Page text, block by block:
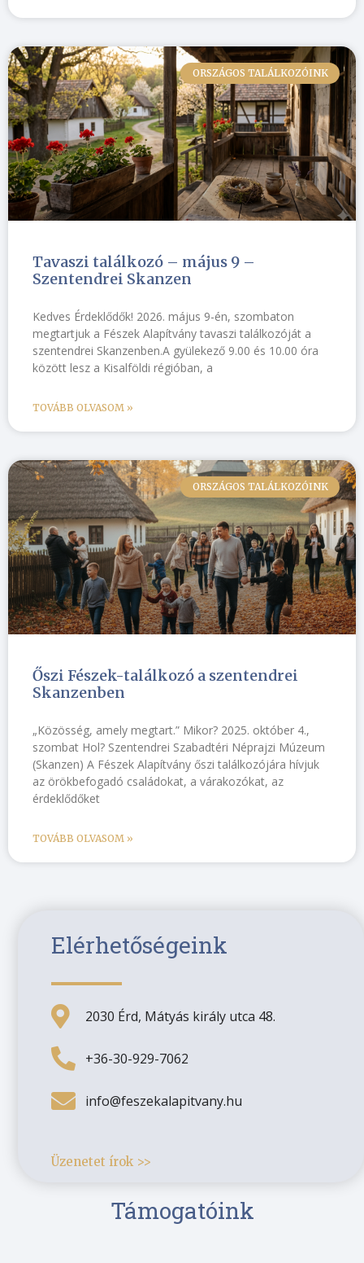
ORSZÁGOS TALÁLKOZÓINK
Tavaszi találkozó – május 9 –
Szentendrei Skanzen
Kedves Érdeklődők! 2026. május 9-én, szombaton
megtartjuk a Fészek Alapítvány tavaszi találkozóját a
szentendrei Skanzenben.A gyülekező 9.00 és 10.00 óra
között lesz a Kisalföldi régióban, a
TOVÁBB OLVASOM »
ORSZÁGOS TALÁLKOZÓINK
Őszi Fészek-találkozó a szentendrei
Skanzenben
„Közösség, amely megtart.” Mikor? 2025. október 4.,
szombat Hol? Szentendrei Szabadtéri Néprajzi Múzeum
(Skanzen) A Fészek Alapítvány őszi találkozójára hívjuk
az örökbefogadó családokat, a várakozókat, az
érdeklődőket
TOVÁBB OLVASOM »
Elérhetőségeink
2030 Érd, Mátyás király utca 48.
+36-30-929-7062
info@feszekalapitvany.hu
Üzenetet írok >>
Támogatóink